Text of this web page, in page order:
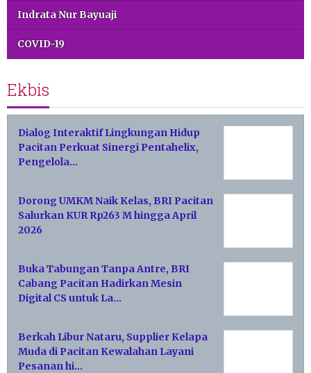
Indrata Nur Bayuaji
COVID-19
Ekbis
Dialog Interaktif Lingkungan Hidup
Pacitan Perkuat Sinergi Pentahelix,
Pengelola…
Dorong UMKM Naik Kelas, BRI Pacitan
Salurkan KUR Rp263 M hingga April
2026
Buka Tabungan Tanpa Antre, BRI
Cabang Pacitan Hadirkan Mesin
Digital CS untuk La…
Berkah Libur Nataru, Supplier Kelapa
Muda di Pacitan Kewalahan Layani
Pesanan hi…